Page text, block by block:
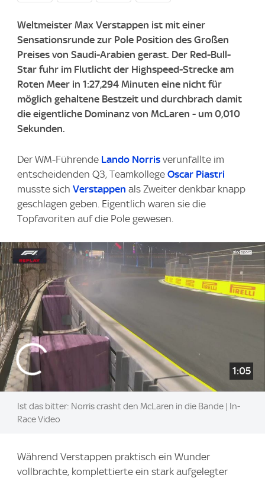
Weltmeister Max Verstappen ist mit einer
Sensationsrunde zur Pole Position des Großen
Preises von Saudi-Arabien gerast. Der Red-Bull-
Star fuhr im Flutlicht der Highspeed-Strecke am
Roten Meer in 1:27,294 Minuten eine nicht für
möglich gehaltene Bestzeit und durchbrach damit
die eigentliche Dominanz von McLaren - um 0,010
Sekunden.
Der WM-Führende Lando Norris verunfallte im
entscheidenden Q3, Teamkollege Oscar Piastri
musste sich Verstappen als Zweiter denkbar knapp
geschlagen geben. Eigentlich waren sie die
Topfavoriten auf die Pole gewesen.
1:05
Ist das bitter: Norris crasht den McLaren in die Bande | In-
Race Video
Während Verstappen praktisch ein Wunder
vollbrachte, komplettierte ein stark aufgelegter